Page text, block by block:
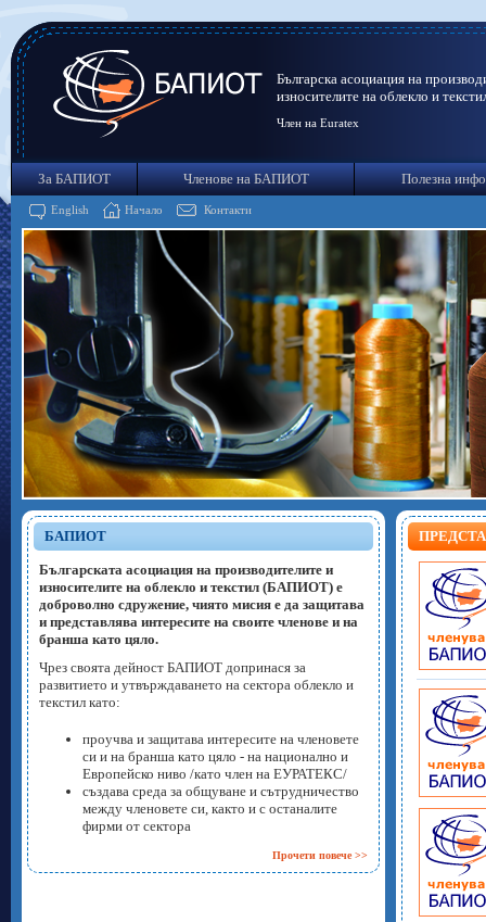
Българска асоциация на
износителите на облекло и
Член на Euratex
За БАПИОТ Членове на БАПИОТ Полезна
English Начало Контакти
БАПИОТ
Българската асоциация на производителите и
износителите на облекло и текстил (БАПИОТ) е
доброволно сдружение, чиято мисия е да защитава
и представлява интересите на своите членове и на
бранша като цяло.
Чрез своята дейност БАПИОТ допринася за
развитието и утвърждаването на сектора облекло и
текстил като:
проучва и защитава интересите на членовете
си и на бранша като цяло - на национално и
Европейско ниво /като член на ЕУРАТЕКС/
създава среда за общуване и сътрудничество
между членовете си, както и с останалите
фирми от сектора
Прочети повече >>